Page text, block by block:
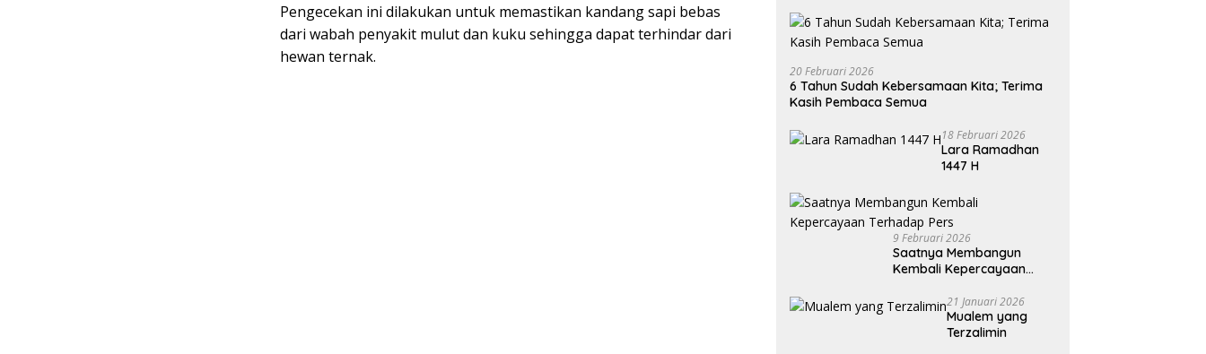
Pengecekan ini dilakukan untuk memastikan kandang sapi bebas
dari wabah penyakit mulut dan kuku sehingga dapat terhindar dari
hewan ternak.
20 Februari 2026
6 Tahun Sudah Kebersamaan Kita; Terima
Kasih Pembaca Semua
18 Februari 2026
Lara Ramadhan
1447 H
9 Februari 2026
Saatnya Membangun
Kembali Kepercayaan
21 Januari 2026
Mualem yang
Terzalimin